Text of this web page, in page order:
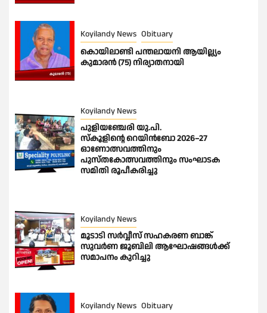
Koyilandy News Obituary
കൊയിലാണ്ടി പന്തലായനി ആയില്ല്യം
കുമാരൻ (75) നിര്യാതനായി
Koyilandy News
പുളിയഞ്ചേരി യു.പി.
സ്‌കൂളിന്റെ റെയിൻബോ 2026–27
ഓണോത്സവത്തിനും
പുസ്തകോത്സവത്തിനും സംഘാടക
സമിതി രൂപീകരിച്ചു
Koyilandy News
മൂടാടി സർവ്വീസ് സഹകരണ ബാങ്ക്
സുവർണ ജൂബിലി ആഘോഷങ്ങൾക്ക്
സമാപനം കുറിച്ചു
Koyilandy News Obituary